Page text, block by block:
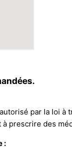
par la loi à
prescrire des
: